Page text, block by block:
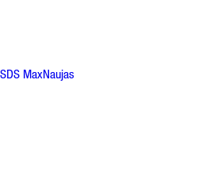
SDS MaxNaujas